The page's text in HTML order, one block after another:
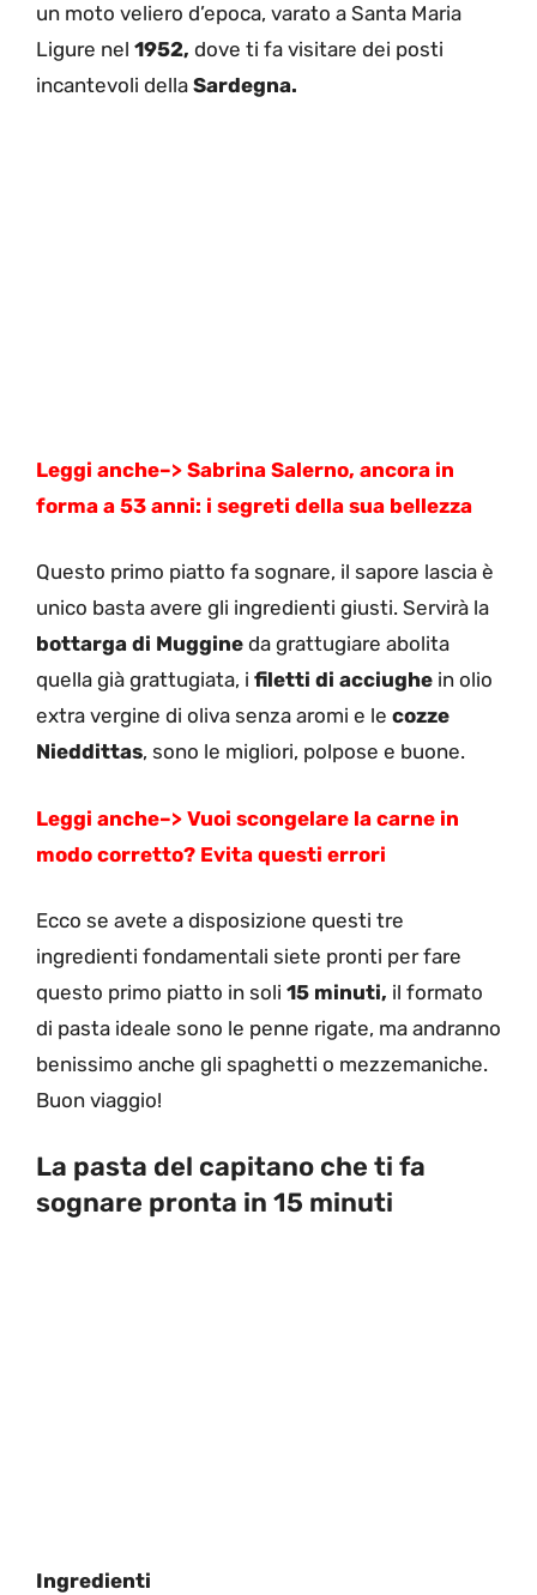
un moto veliero d’epoca, varato a Santa Maria
Ligure nel 1952, dove ti fa visitare dei posti
incantevoli della Sardegna.
Leggi anche–> Sabrina Salerno, ancora in
forma a 53 anni: i segreti della sua bellezza
Questo primo piatto fa sognare, il sapore lascia è
unico basta avere gli ingredienti giusti. Servirà la
bottarga di Muggine da grattugiare abolita
quella già grattugiata, i filetti di acciughe in olio
extra vergine di oliva senza aromi e le cozze
Nieddittas, sono le migliori, polpose e buone.
Leggi anche–> Vuoi scongelare la carne in
modo corretto? Evita questi errori
Ecco se avete a disposizione questi tre
ingredienti fondamentali siete pronti per fare
questo primo piatto in soli 15 minuti, il formato
di pasta ideale sono le penne rigate, ma andranno
benissimo anche gli spaghetti o mezzemaniche.
Buon viaggio!
La pasta del capitano che ti fa
sognare pronta in 15 minuti
Ingredienti